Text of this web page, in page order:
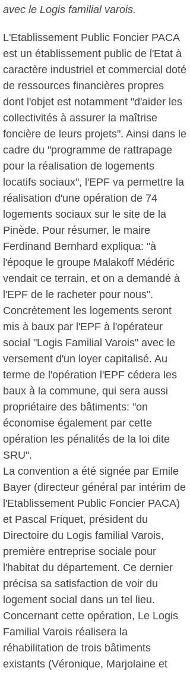
avec le Logis familial varois.
L'Etablissement Public Foncier PACA
est un établissement public de l'Etat à
caractère industriel et commercial doté
de ressources financières propres
dont l'objet est notamment "d'aider les
collectivités à assurer la maîtrise
foncière de leurs projets". Ainsi dans le
cadre du "programme de rattrapage
pour la réalisation de logements
locatifs sociaux", l'EPF va permettre la
réalisation d'une opération de 74
logements sociaux sur le site de la
Pinède. Pour résumer, le maire
Ferdinand Bernhard expliqua: "à
l'époque le groupe Malakoff Médéric
vendait ce terrain, et on a demandé à
l'EPF de le racheter pour nous".
Concrètement les logements seront
mis à baux par l'EPF à l'opérateur
social "Logis Familial Varois" avec le
versement d'un loyer capitalisé. Au
terme de l'opération l'EPF cédera les
baux à la commune, qui sera aussi
propriétaire des bâtiments: "on
économise également par cette
opération les pénalités de la loi dite
SRU".
La convention a été signée par Emile
Bayer (directeur général par intérim de
l'Etablissement Public Foncier PACA)
et Pascal Friquet, président du
Directoire du Logis familial Varois,
première entreprise sociale pour
l'habitat du département. Ce dernier
précisa sa satisfaction de voir du
logement social dans un tel lieu.
Concernant cette opération, Le Logis
Familial Varois réalisera la
réhabilitation de trois bâtiments
existants (Véronique, Marjolaine et